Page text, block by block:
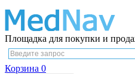
Площадка для покупки и
Корзина 0